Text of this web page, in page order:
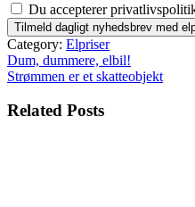
Du accepterer
Category: Elpriser
Indlægsnavigation
Dum, dummere, elbil!
Strømmen er et skatteobjekt
Related Posts